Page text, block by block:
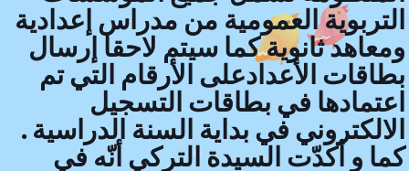
التربوية العمومية من مدراس إعدادية
ومعاهد ثانوية كما سيتم لاحقا إرسال
بطاقات الأعدادعلى الأرقام التي تم
اعتمادها في بطاقات التسجيل
الالكتروني في بداية السنة الدراسية .
كما و أكدّت السيدة التركي أنّه في